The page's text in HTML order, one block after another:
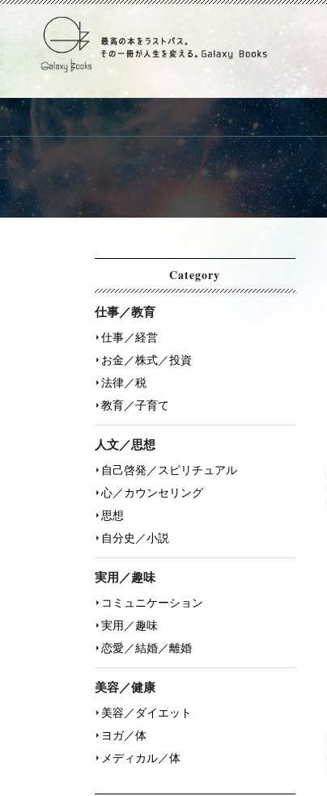
Category
仕事／教育
仕事／経営
お金／株式／投資
法律／税
教育／子育て
人文／思想
自己啓発／スピリチュアル
心／カウンセリング
思想
自分史／小説
実用／趣味
コミュニケーション
実用／趣味
恋愛／結婚／離婚
美容／健康
美容／ダイエット
ヨガ／体
メディカル／体